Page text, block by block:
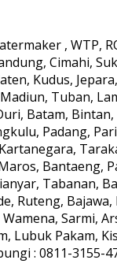
, WTP,
Cimahi,
Kudus,
Tuban,
Batam,
Padang,
Bantaeng,
Tabanan,
Ruteng,
Sarmi,
Pakam,
: 0811-3155-